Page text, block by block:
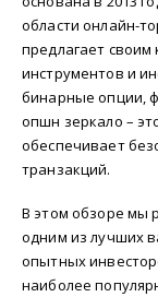
области онлайн-
предлагает своим
инструментов и
бинарные опции,
опшн зеркало –
обеспечивает
транзакций.
В этом обзоре мы
одним из лучших
опытных
наиболее